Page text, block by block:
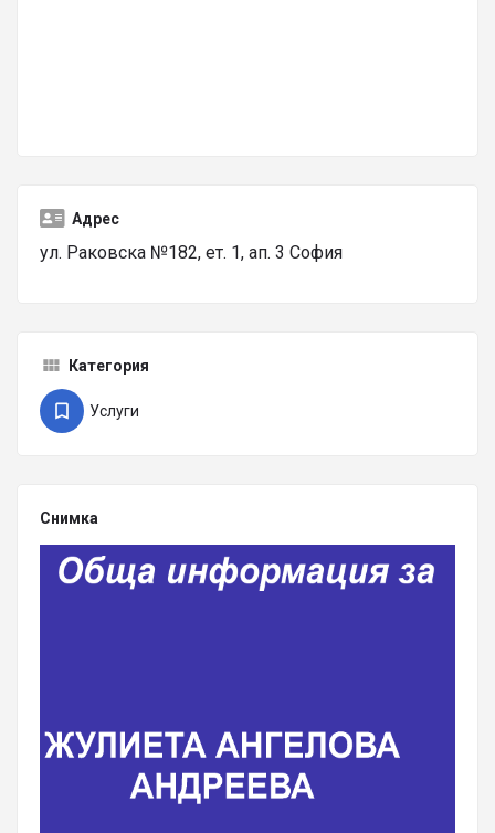
Адрес
ул. Раковска №182, ет. 1, ап. 3 София
Категория
Услуги
Снимка